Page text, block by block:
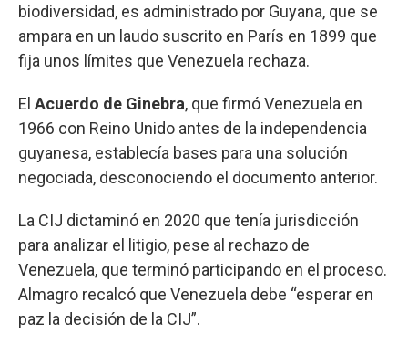
biodiversidad, es administrado por Guyana, que se
ampara en un laudo suscrito en París en 1899 que
fija unos límites que Venezuela rechaza.
El Acuerdo de Ginebra, que firmó Venezuela en
1966 con Reino Unido antes de la independencia
guyanesa, establecía bases para una solución
negociada, desconociendo el documento anterior.
La CIJ dictaminó en 2020 que tenía jurisdicción
para analizar el litigio, pese al rechazo de
Venezuela, que terminó participando en el proceso.
Almagro recalcó que Venezuela debe “esperar en
paz la decisión de la CIJ”.